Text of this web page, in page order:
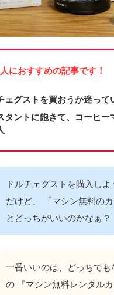
におすすめの記事です！
ェグストを買おうか迷って
タントに飽きて、コーヒー
ドルチェグストを購入し
だけど、 「マシン無料のカ
とどっちがいいのかなぁ？
一番いいのは、どっちでも
の 『マシン無料レンタル